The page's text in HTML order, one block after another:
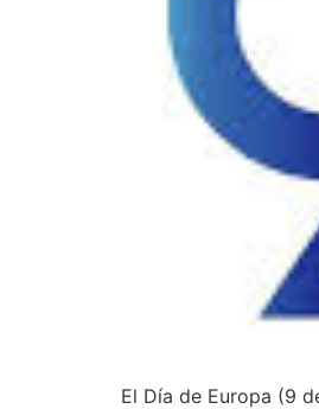
El Día de Europa (9